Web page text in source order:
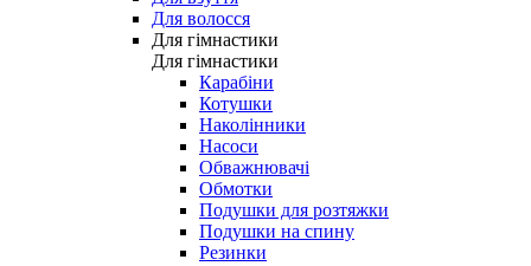
Для волосся
Для гімнастики
Для гімнастики
Карабіни
Котушки
Наколінники
Насоси
Обважнювачі
Обмотки
Подушки для розтяжки
Подушки на спину
Резинки